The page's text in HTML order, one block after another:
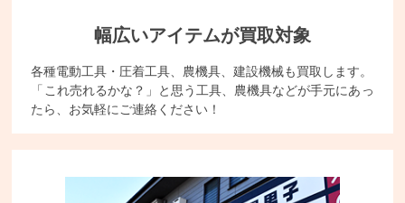
幅広いアイテムが買取対象
各種電動工具・圧着工具、農機具、建設機械も買取します。
「これ売れるかな？」と思う工具、農機具などが手元にあっ
たら、お気軽にご連絡ください！